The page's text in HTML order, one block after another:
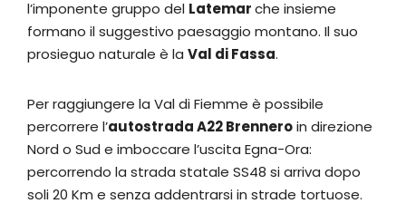
l’imponente gruppo del Latemarche insieme
formano il suggestivo paesaggio montano. Il suo
prosieguo naturale è la Val di Fassa.
Per raggiungere la Val di Fiemme è possibile
percorrere l’autostrada A22 Brenneroin direzione
Nord o Sud e imboccare l’uscita Egna-Ora:
percorrendo la strada statale SS48 si arriva dopo
soli 20 Km e senza addentrarsi in strade tortuose.